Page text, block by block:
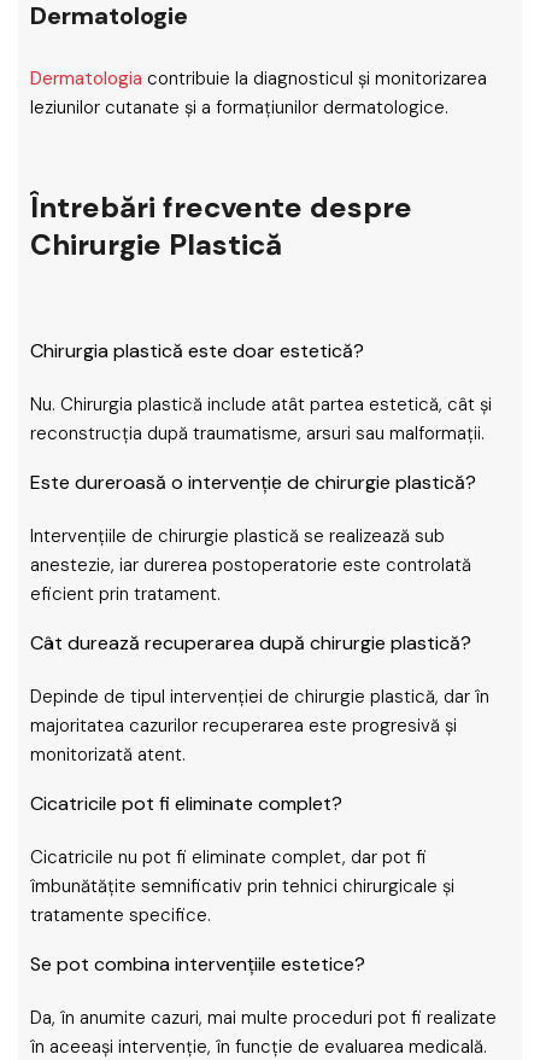
Dermatologie
Dermatologia contribuie la diagnosticul și monitorizarea
leziunilor cutanate și a formațiunilor dermatologice.
Întrebări frecvente despre
Chirurgie Plastică
Chirurgia plastică este doar estetică?
Nu. Chirurgia plastică include atât partea estetică, cât și
reconstrucția după traumatisme, arsuri sau malformații.
Este dureroasă o intervenție de chirurgie plastică?
Intervențiile de chirurgie plastică se realizează sub
anestezie, iar durerea postoperatorie este controlată
eficient prin tratament.
Cât durează recuperarea după chirurgie plastică?
Depinde de tipul intervenției de chirurgie plastică, dar în
majoritatea cazurilor recuperarea este progresivă și
monitorizată atent.
Cicatricile pot fi eliminate complet?
Cicatricile nu pot fi eliminate complet, dar pot fi
îmbunătățite semnificativ prin tehnici chirurgicale și
tratamente specifice.
Se pot combina intervențiile estetice?
Da, în anumite cazuri, mai multe proceduri pot fi realizate
în aceeași intervenție, în funcție de evaluarea medicală.